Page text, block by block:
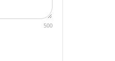
500